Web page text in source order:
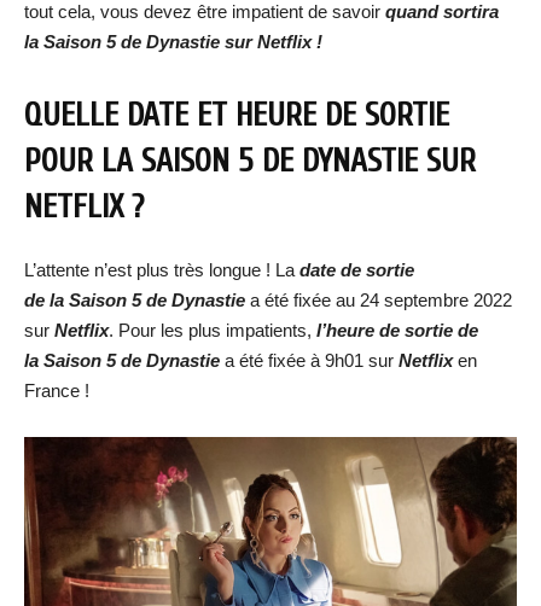
tout cela, vous devez être impatient de savoir quand sortira
la Saison 5 de Dynastie sur Netflix !
QUELLE DATE ET HEURE DE SORTIE
POUR LA SAISON 5 DE DYNASTIE SUR
NETFLIX ?
L’attente n’est plus très longue ! La date de sortie
de la Saison 5 de Dynastie a été fixée au 24 septembre 2022
sur Netflix. Pour les plus impatients, l’heure de sortie de
la Saison 5 de Dynastie a été fixée à 9h01 sur Netflixen
France !